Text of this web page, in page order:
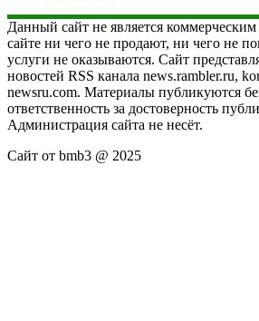
Данный сайт не является
сайте ни чего не продают, ни чего не
услуги не оказываются. Сайт
новостей RSS канала news.rambler.ru,
newsru.com. Материалы публикуются
ответственность за достоверность
Администрация сайта не несёт.
Сайт от bmb3 @ 2025